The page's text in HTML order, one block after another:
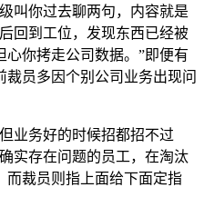
叫你过去聊两句，内容就是
回到工位，发现东西已经被
你拷走公司数据。”即便有
员多因个别公司业务出现问
业务好的时候招都招不过
实存在问题的员工，在淘汰
而裁员则指上面给下面定指